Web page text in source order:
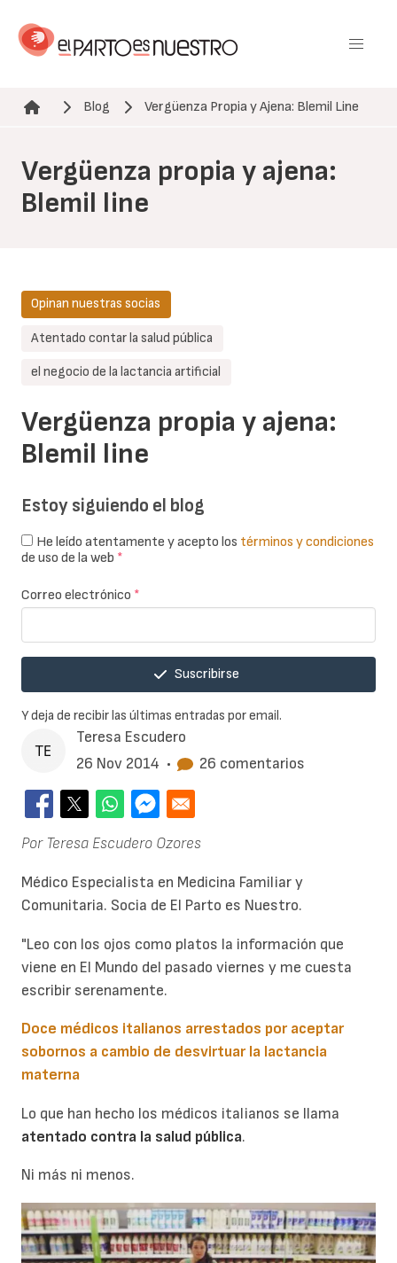
contenido
Ruta de navegación
Blog Vergüenza Propia y Ajena: Blemil Line
Vergüenza propia y ajena:
Blemil line
Teresa Escudero
26 Nov 2014 • 26 comentarios
Vergüenza propia y ajena:
Blemil line
Opinan nuestras socias
Atentado contar la salud pública
el negocio de la lactancia artificial
Por Teresa Escudero Ozores
Médico Especialista en Medicina Familiar y
Comunitaria. Socia de El Parto es Nuestro.
"Leo con los ojos como platos la información que
viene en El Mundo del pasado viernes y me cuesta
escribir serenamente.
Doce médicos italianos arrestados por aceptar
sobornos a cambio de desvirtuar la lactancia
materna
Lo que han hecho los médicos italianos se llama
atentado contra la salud pública.
Ni más ni menos.
Estoy siguiendo el blog
He leído atentamente y acepto los términos y condiciones
de uso de la web *
Correo electrónico *
Suscribirse
Y deja de recibir las últimas entradas por email.